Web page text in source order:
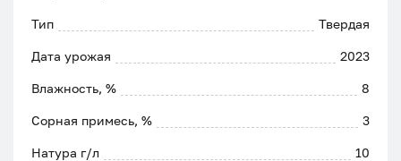
Тип Твердая
Дата урожая 2023
Влажность, % 8
Сорная примесь, % 3
Натура г/л 10